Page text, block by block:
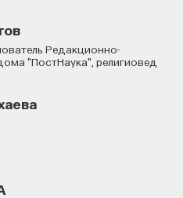
"ПостНаука", религиовед
нервных
Первого МГМУ
отделением
клинической